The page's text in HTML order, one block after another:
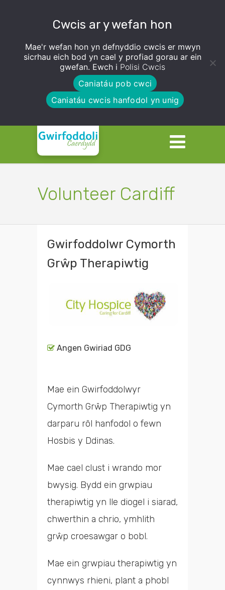
Cwcis ar y wefan hon
Mae'r wefan hon yn defnyddio cwcis er mwyn
sicrhau eich bod yn cael y profiad gorau ar ein
gwefan. Ewch i Polisi Cwcis
Caniatáu pob cwci
Caniatáu cwcis hanfodol yn unig
Volunteer Cardiff
Gwirfoddolwr Cymorth
Grŵp Therapiwtig
Angen Gwiriad GDG
Mae ein Gwirfoddolwyr
Cymorth Grŵp Therapiwtig yn
darparu rôl hanfodol o fewn
Hosbis y Ddinas.
Mae cael clust i wrando mor
bwysig. Bydd ein grwpiau
therapiwtig yn lle diogel i siarad,
chwerthin a chrio, ymhlith
grŵp croesawgar o bobl.
Mae ein grwpiau therapiwtig yn
cynnwys rhieni, plant a phobl